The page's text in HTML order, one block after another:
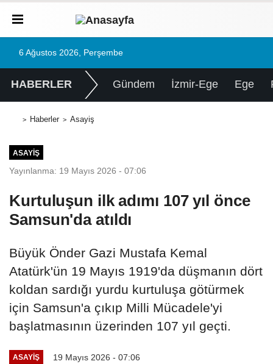
6 Ağustos 2026, Perşembe
HABERLER Gündem İzmir-Ege Ege
Haberler Asayiş
ASAYIŞ
Yayınlanma: 19 Mayıs 2026 - 07:06
Kurtuluşun ilk adımı 107 yıl önce
Samsun'da atıldı
Büyük Önder Gazi Mustafa Kemal
Atatürk'ün 19 Mayıs 1919'da düşmanın dört
koldan sardığı yurdu kurtuluşa götürmek
için Samsun'a çıkıp Milli Mücadele'yi
başlatmasının üzerinden 107 yıl geçti.
ASAYIŞ 19 Mayıs 2026 - 07:06